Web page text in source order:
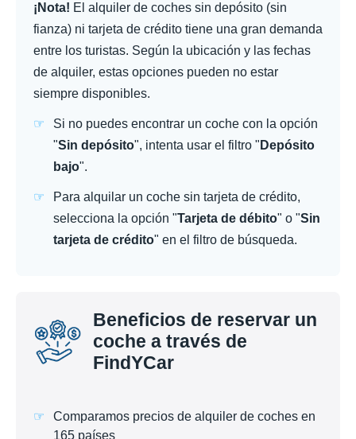
¡Nota! El alquiler de coches sin depósito (sin
fianza) ni tarjeta de crédito tiene una gran demanda
entre los turistas. Según la ubicación y las fechas
de alquiler, estas opciones pueden no estar
siempre disponibles.
Si no puedes encontrar un coche con la opción
"Sin depósito", intenta usar el filtro " Depósito
bajo".
Para alquilar un coche sin tarjeta de crédito,
selecciona la opción "Tarjeta de débito" o "Sin
tarjeta de crédito" en el filtro de búsqueda.
Beneficios de reservar un
coche a través de
FindYCar
Comparamos precios de alquiler de coches en
165 países